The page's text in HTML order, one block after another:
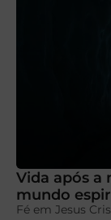
Vida após a
mundo
Fé em Jesus